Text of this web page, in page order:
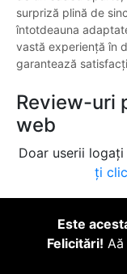
surpriză plină de
întotdeauna
vastă experiență în
garantează
Review-uri
web
Doar userii
ți
Este
Felicitări!